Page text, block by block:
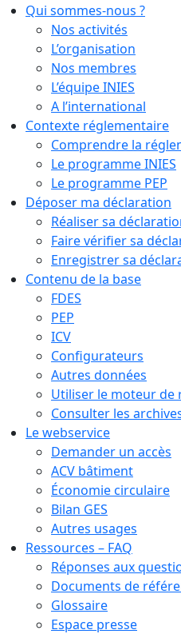
Qui sommes-nous ?
Nos activités
L’organisation
Nos membres
L’équipe INIES
A l’international
Contexte réglementaire
Comprendre la
Le programme INIES
Le programme PEP
Déposer ma déclaration
Réaliser sa
Faire vérifier sa
Enregistrer sa
Contenu de la base
FDES
PEP
ICV
Configurateurs
Autres données
Utiliser le moteur de
Consulter les
Le webservice
Demander un accès
ACV bâtiment
Économie circulaire
Bilan GES
Autres usages
Ressources – FAQ
Réponses aux
Documents de
Glossaire
Espace presse